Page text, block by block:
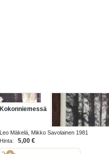
Kokonniemessä
Leo Mäkelä, Mikko Savolainen 1981
Hinta:
5,00 €